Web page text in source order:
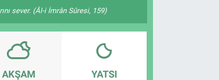
sever. (Âl-i İmrân Sûresi, 159)
AKŞAM YATSI